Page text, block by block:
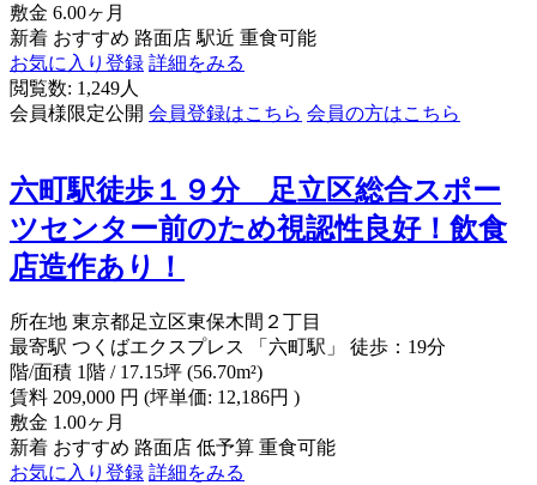
敷金 6.00ヶ月
新着 おすすめ 路面店 駅近 重食可能
お気に入り登録 詳細をみる
閲覧数: 1,249人
会員様限定公開 会員登録はこちら 会員の方はこちら
六町駅徒歩１９分 足立区総合スポー
ツセンター前のため視認性良好！飲食
店造作あり！
所在地 東京都足立区東保木間２丁目
最寄駅 つくばエクスプレス 「六町駅」 徒歩：19分
階/面積 1階 / 17.15坪 (56.70m²)
賃料 209,000 円 (坪単価: 12,186円 )
敷金 1.00ヶ月
新着 おすすめ 路面店 低予算 重食可能
お気に入り登録 詳細をみる